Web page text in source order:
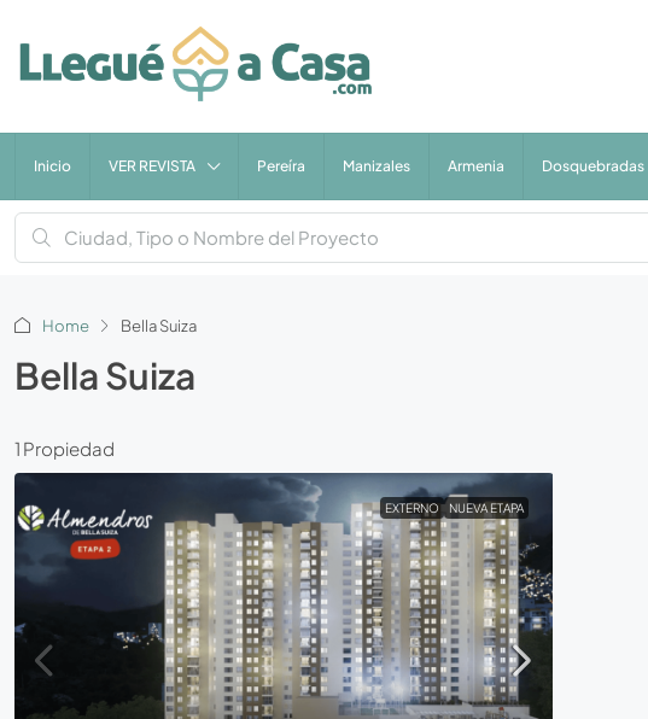
Inicio VER REVISTA Pereíra Manizales Armenia Dosquebradas
Home Bella Suiza
Bella Suiza
1 Propiedad
EXTERNO NUEVA ETAPA